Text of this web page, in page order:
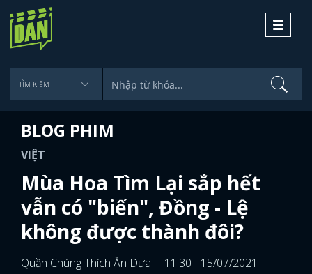
Toggle
BLOG PHIM
VIỆT
Mùa Hoa Tìm Lại sắp hết
vẫn có "biến", Đồng - Lệ
không được thành đôi?
Quần Chúng Thích Ăn Dưa
11:30 - 15/07/2021